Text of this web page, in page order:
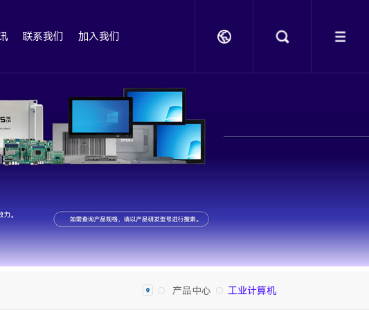
联系我们 加入我们
产品中心 工业计算机